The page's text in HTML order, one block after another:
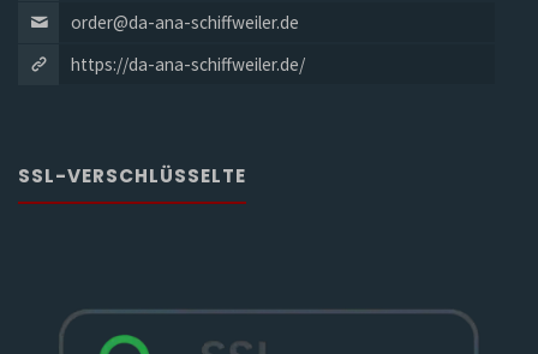
order@da-ana-schiffweiler.de
https://da-ana-schiffweiler.de/
SSL-VERSCHLÜSSELTE